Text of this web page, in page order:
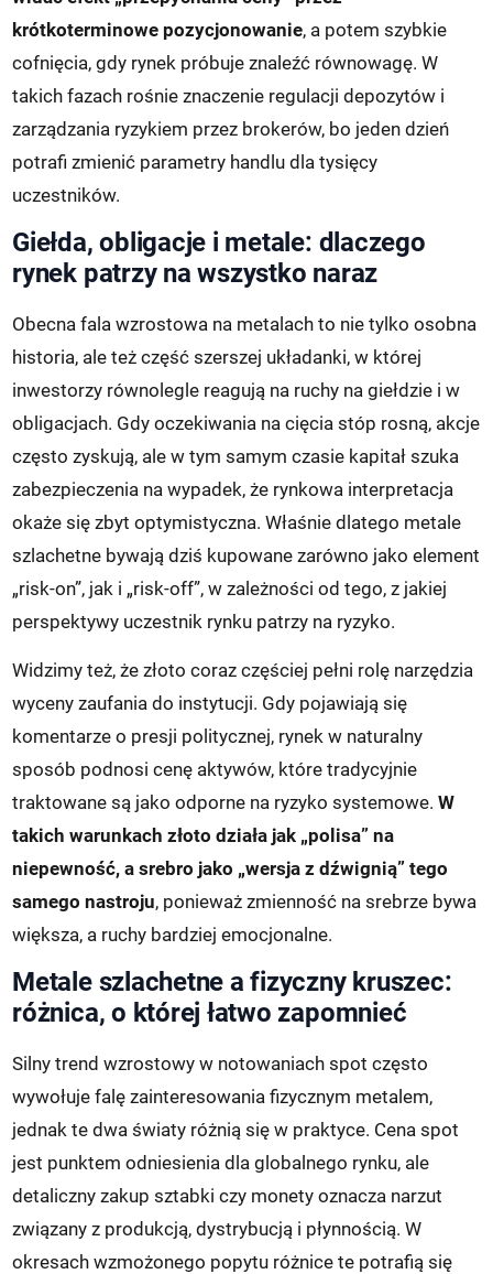
krótkoterminowe pozycjonowanie, a potem szybkie
cofnięcia, gdy rynek próbuje znaleźć równowagę. W
takich fazach rośnie znaczenie regulacji depozytów i
zarządzania ryzykiem przez brokerów, bo jeden dzień
potrafi zmienić parametry handlu dla tysięcy
uczestników.
Giełda, obligacje i metale: dlaczego
rynek patrzy na wszystko naraz
Obecna fala wzrostowa na metalach to nie tylko osobna
historia, ale też część szerszej układanki, w której
inwestorzy równolegle reagują na ruchy na giełdzie i w
obligacjach. Gdy oczekiwania na cięcia stóp rosną, akcje
często zyskują, ale w tym samym czasie kapitał szuka
zabezpieczenia na wypadek, że rynkowa interpretacja
okaże się zbyt optymistyczna. Właśnie dlatego metale
szlachetne bywają dziś kupowane zarówno jako element
„risk-on”, jak i „risk-off”, w zależności od tego, z jakiej
perspektywy uczestnik rynku patrzy na ryzyko.
Widzimy też, że złoto coraz częściej pełni rolę narzędzia
wyceny zaufania do instytucji. Gdy pojawiają się
komentarze o presji politycznej, rynek w naturalny
sposób podnosi cenę aktywów, które tradycyjnie
traktowane są jako odporne na ryzyko systemowe.W
takich warunkach złoto działa jak „polisa” na
niepewność, a srebro jako „wersja z dźwignią” tego
samego nastroju, ponieważ zmienność na srebrze bywa
większa, a ruchy bardziej emocjonalne.
Metale szlachetne a fizyczny kruszec:
różnica, o której łatwo zapomnieć
Silny trend wzrostowy w notowaniach spot często
wywołuje falę zainteresowania fizycznym metalem,
jednak te dwa światy różnią się w praktyce. Cena spot
jest punktem odniesienia dla globalnego rynku, ale
detaliczny zakup sztabki czy monety oznacza narzut
związany z produkcją, dystrybucją i płynnością. W
okresach wzmożonego popytu różnice te potrafią się